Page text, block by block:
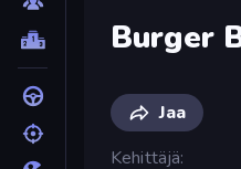
Burger
Jaa
Kehittäjä